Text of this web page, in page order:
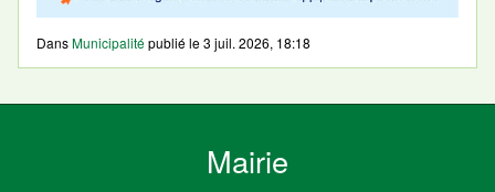
DansMunicipalitépublié le3 juil. 2026, 18:18
Mairie